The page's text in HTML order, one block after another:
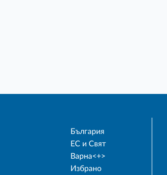
България
ЕС и Свят
Варна<+>
Избрано